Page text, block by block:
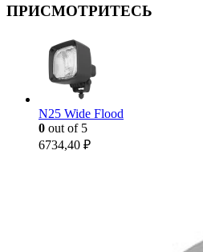
ПРИСМОТРИТЕСЬ
N25 Wide Flood
0 out of 5
6734,40 ₽